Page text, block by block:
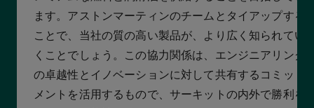
ます。アストンマーティンのチームとタイアップする
ことで、当社の質の高い製品が、より広く知られてい
くことでしょう。この協力関係は、エンジニアリング
の卓越性とイノベーションに対して共有するコミット
メントを活用するもので、サーキットの内外で勝利を